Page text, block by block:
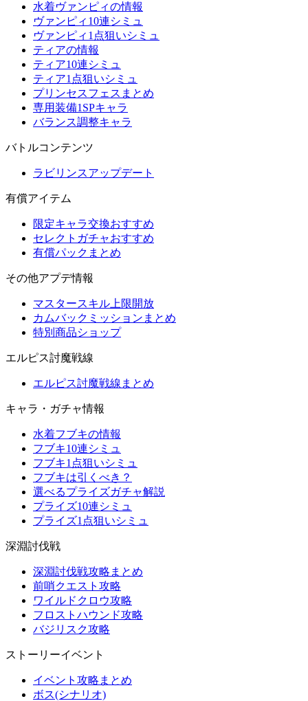
水着ヴァンピィの情報
ヴァンピィ10連シミュ
ヴァンピィ1点狙いシミュ
ティアの情報
ティア10連シミュ
ティア1点狙いシミュ
プリンセスフェスまとめ
専用装備1SPキャラ
バランス調整キャラ
バトルコンテンツ
ラビリンスアップデート
有償アイテム
限定キャラ交換おすすめ
セレクトガチャおすすめ
有償パックまとめ
その他アプデ情報
マスタースキル上限開放
カムバックミッションまとめ
特別商品ショップ
エルピス討魔戦線
エルピス討魔戦線まとめ
キャラ・ガチャ情報
水着フブキの情報
フブキ10連シミュ
フブキ1点狙いシミュ
フブキは引くべき？
選べるプライズガチャ解説
プライズ10連シミュ
プライズ1点狙いシミュ
深淵討伐戦
深淵討伐戦攻略まとめ
前哨クエスト攻略
ワイルドクロウ攻略
フロストハウンド攻略
バジリスク攻略
ストーリーイベント
イベント攻略まとめ
ボス(シナリオ)